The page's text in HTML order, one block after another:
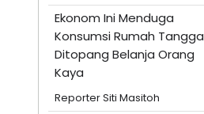
Ekonom Ini Menduga
Konsumsi Rumah Tangga
Ditopang Belanja Orang
Kaya
Reporter Siti Masitoh